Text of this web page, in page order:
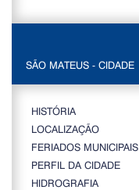
SÃO MATEUS - CIDADE
HISTÓRIA
LOCALIZAÇÃO
FERIADOS MUNICIPAIS
PERFIL DA CIDADE
HIDROGRAFIA